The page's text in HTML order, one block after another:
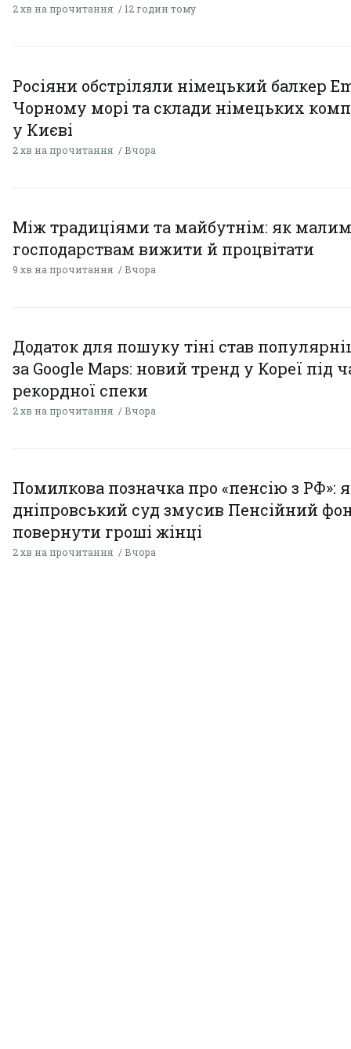
2 хв на прочитання 12 годин тому
Росіяни обстріляли німецький балкер
Чорному морі та склади німецьких
у Києві
2 хв на прочитання Вчора
Між традиціями та майбутнім: як малим
господарствам вижити й процвітати
9 хв на прочитання Вчора
Додаток для пошуку тіні став
за Google Maps: новий тренд у Кореї під
рекордної спеки
2 хв на прочитання Вчора
Помилкова позначка про «пенсію з РФ»:
дніпровський суд змусив Пенсійний
повернути гроші жінці
2 хв на прочитання Вчора